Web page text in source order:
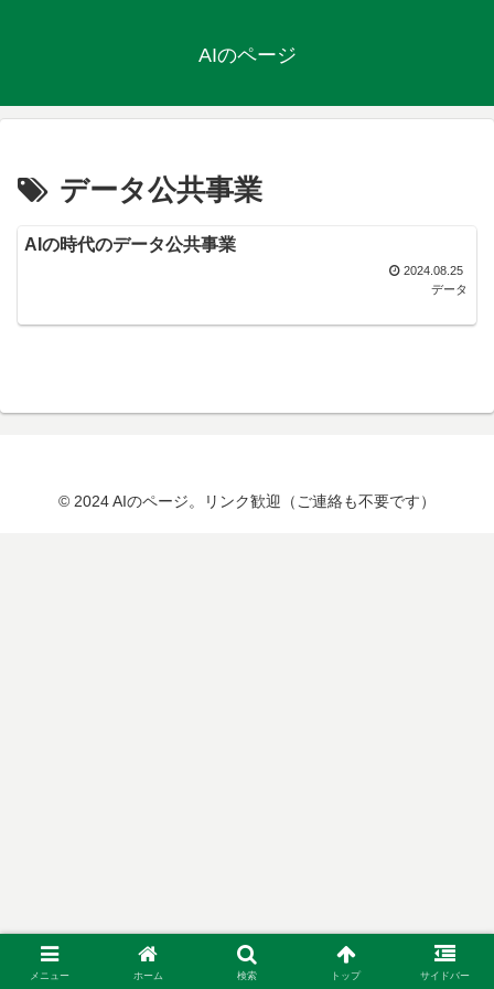
AIのページ
データ公共事業
AIの時代のデータ公共事業
2024.08.25
データ
© 2024 AIのページ。リンク歓迎（ご連絡も不要です）
メニュー ホーム 検索 トップ サイドバー